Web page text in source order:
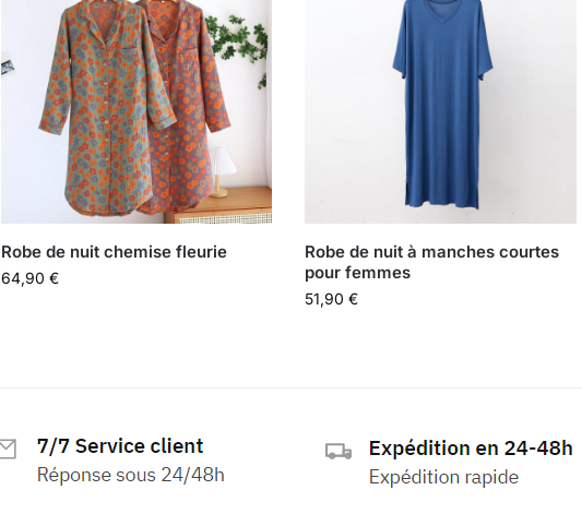
Robe de nuit chemise fleurie
64,90 €
Robe de nuit à manches courtes
pour femmes
51,90€